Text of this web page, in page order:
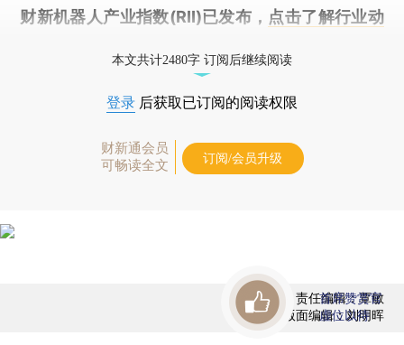
财新机器人产业指数(RII)已发布， 点击了解行业动
本文共计2480字 订阅后继续阅读
登录 后获取已订阅的阅读权限
财新通会员
可畅读全文
订阅/会员升级
责任编辑：覃敏
版面编辑：刘明晖
首席赞赏官
虚位以待